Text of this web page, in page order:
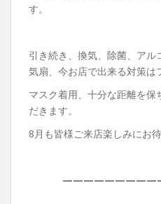
す。
引き続き、換気、除菌、ア
気扇、今お店で出来る対策は
マスク着用、十分な距離を保
だきます。
8月も皆様ご来店楽しみにお